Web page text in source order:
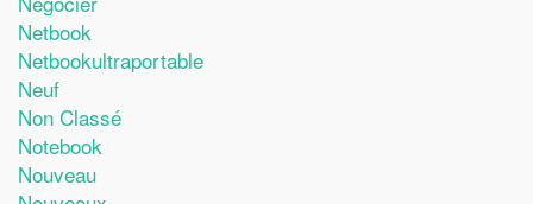
Netbook
Netbookultraportable
Neuf
Non Classé
Notebook
Nouveau